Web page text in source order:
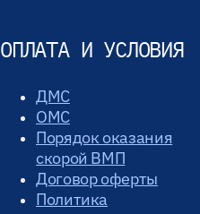
ОПЛАТА И УСЛОВИЯ
ДМС
ОМС
Порядок оказания
скорой ВМП
Договор оферты
Политика